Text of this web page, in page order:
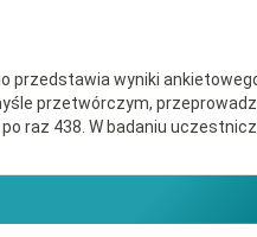
przedstawia wyniki
przetwórczym,
raz 438. W badaniu